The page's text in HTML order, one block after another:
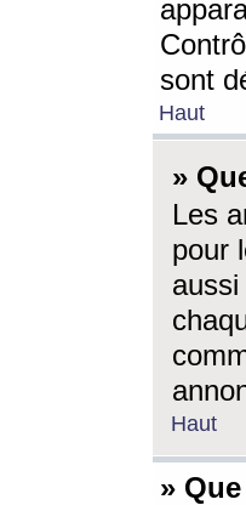
sont
Haut
»
Les
pour
Haut
»